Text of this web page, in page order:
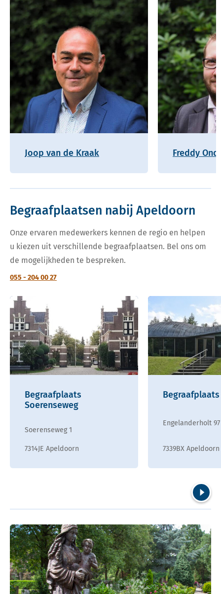
Joop van de Kraak Freddy
Begraafplaatsen nabij Apeldoorn
Onze ervaren medewerkers kennen de regio en helpen
u kiezen uit verschillende begraafplaatsen. Bel ons om
de mogelijkheden te bespreken.
055 - 204 00 27
Begraafplaats
Soerenseweg
Soerenseweg 1
7314JE Apeldoorn
Engelanderholt 97
7339BX Apeldoorn